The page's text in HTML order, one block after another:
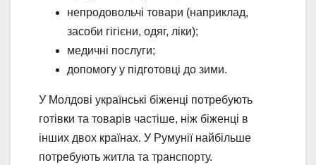
непродовольчі товари (наприклад,
засоби гігієни, одяг, ліки);
медичні послуги;
допомогу у підготовці до зими.
У Молдові українські біженці потребують
готівки та товарів частіше, ніж біженці в
інших двох країнах. У Румунії найбільше
потребують житла та транспорту.